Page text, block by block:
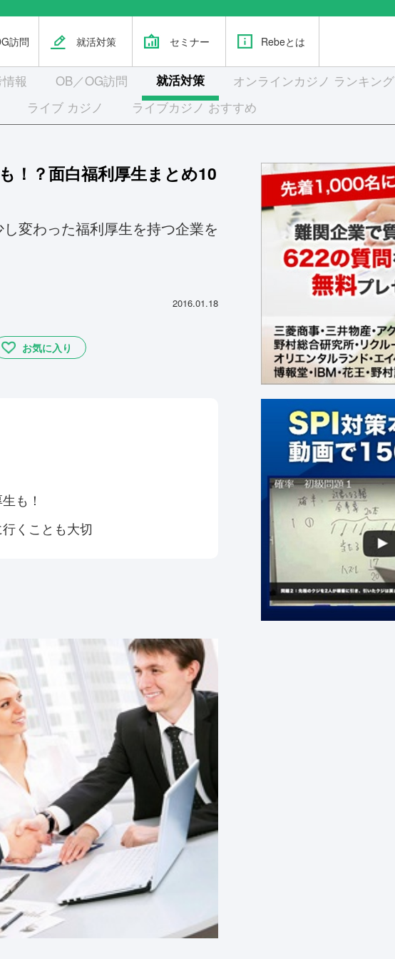
訪問 就活対策 セミナー Rebeとは
情報 OB／OG訪問 就活対策
オンラインカジノ ランキング
ライブ カジノ ライブカジノ おすすめ
！？面白福利厚生まとめ10
変わった福利厚生を持つ企業を
2016.01.18
お気に入り
も！
くことも大切